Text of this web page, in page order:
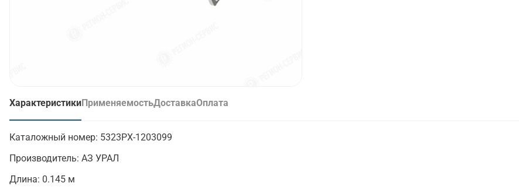
Характеристики
(активная вкладка)
ПрименяемостьДоставкаОплата
Каталожный номер: 5323РХ-1203099
Производитель: АЗ УРАЛ
Длина: 0.145 м